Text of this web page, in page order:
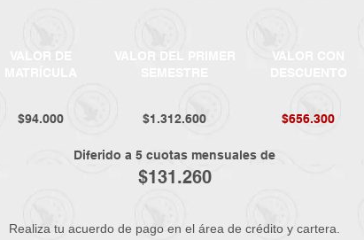
VALOR DE
VALOR DEL PRIMER
VALOR CON
Diferido a 5 cuotas mensuales de
$131.260
$94.000 $1.312.600 $656.300
Realiza tu acuerdo de pago en el área de crédito y cartera.